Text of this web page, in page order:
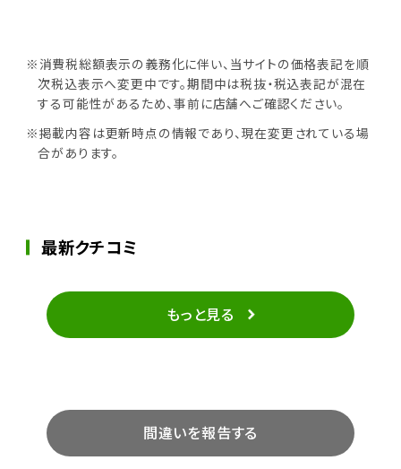
※消費税総額表示の義務化に伴い、当サイトの価格表記を順
次税込表示へ変更中です。期間中は税抜・税込表記が混在
する可能性があるため、事前に店舗へご確認ください。
※掲載内容は更新時点の情報であり、現在変更されている場
合があります。
最新クチコミ
もっと見る
間違いを報告する